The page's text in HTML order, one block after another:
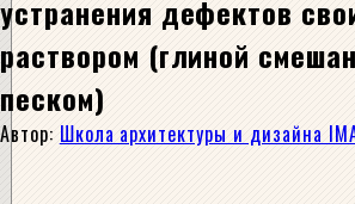
устранения дефектов
раствором (глиной
песком)
Автор: Школа архитектуры и дизайна